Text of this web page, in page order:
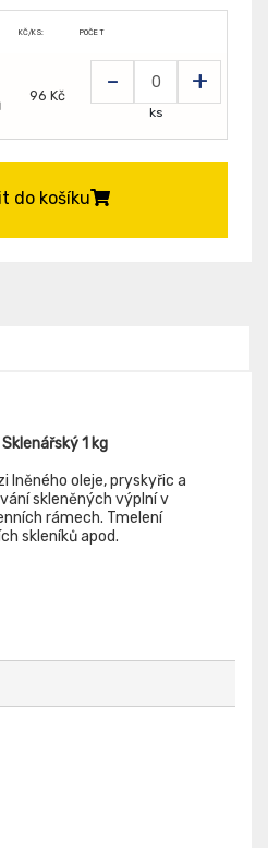
KČ/KS: POČET
96 Kč - +
ks
do košíku
1 kg
lněného oleje, pryskyřic a
skleněných výplní v
rámech. Tmelení
skleníků apod.